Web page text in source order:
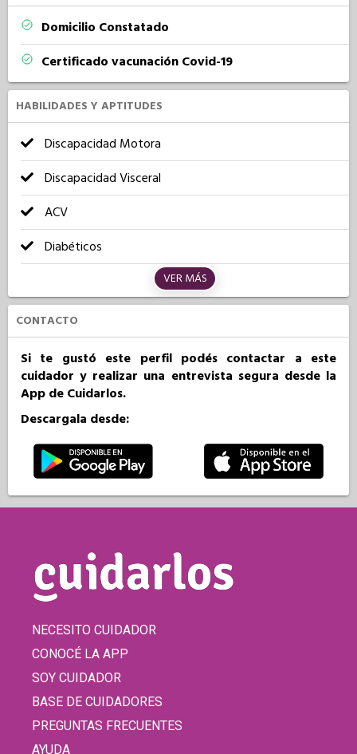
Domicilio Constatado
Certificado vacunación Covid-19
HABILIDADES Y APTITUDES
Discapacidad Motora
Discapacidad Visceral
ACV
Diabéticos
VER MÁS
CONTACTO
Si te gustó este perfil podés contactar a este
cuidador y realizar una entrevista segura desde la
App de Cuidarlos.
Descargala desde:
NECESITO CUIDADOR
CONOCÉ LA APP
SOY CUIDADOR
BASE DE CUIDADORES
PREGUNTAS FRECUENTES
AYUDA